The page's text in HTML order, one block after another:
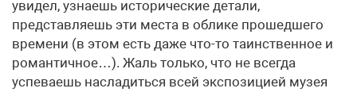
увидел, узнаешь исторические детали,
представляешь эти места в облике прошедшего
времени (в этом есть даже что-то таинственное и
романтичное…). Жаль только, что не всегда
успеваешь насладиться всей экспозицией музея